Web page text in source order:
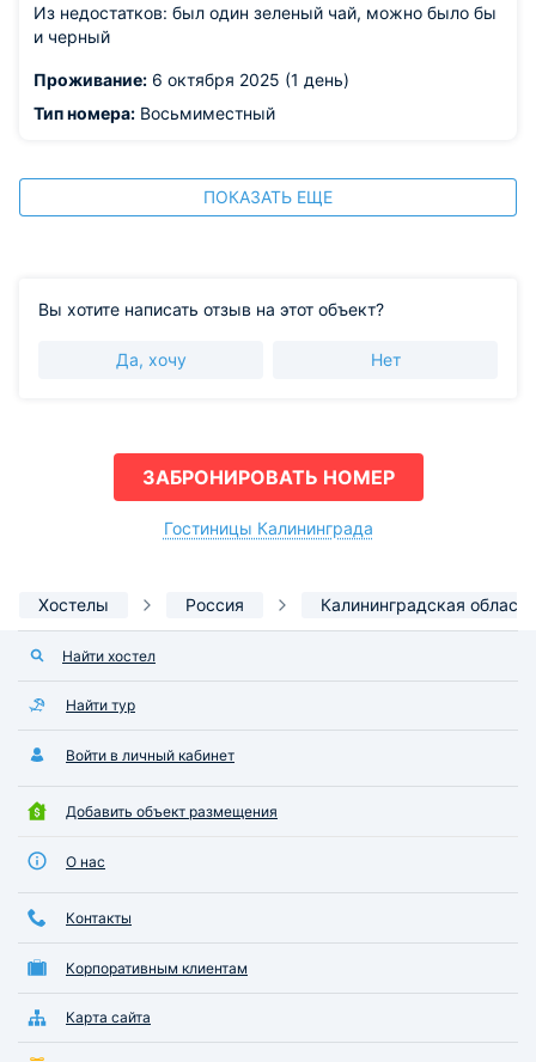
Из недостатков: был один зеленый чай, можно было бы
и черный
Проживание: 6 октября 2025 (1 день)
Тип номера: Восьмиместный
ПОКАЗАТЬ ЕЩЕ
Вы хотите написать отзыв на этот объект?
Да, хочу Нет
ЗАБРОНИРОВАТЬ НОМЕР
Гостиницы Калининграда
Хостелы Россия Калининградская область
Найти хостел
Найти тур
Войти в личный кабинет
Добавить объект размещения
О нас
Контакты
Корпоративным клиентам
Карта сайта